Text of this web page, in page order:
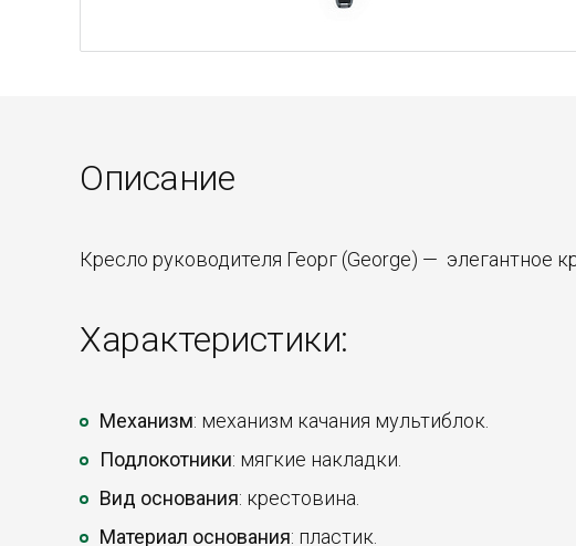
Описание
Кресло руководителя Георг (George) — элегантное
Характеристики:
Механизм: механизм качания мультиблок.
Подлокотники: мягкие накладки.
Вид основания: крестовина.
Материал основания: пластик.